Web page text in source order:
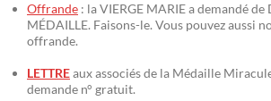
Offrande : la VIERGE MARIE a demandé de
MÉDAILLE. Faisons-le. Vous pouvez aussi
offrande.
LETTREaux associés de la Médaille
demande n° gratuit.